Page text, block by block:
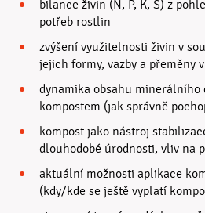
bilance živin (N, P, K, S) z
potřeb rostlin
zvýšení využitelnosti živin v
jejich formy, vazby a přeměny
dynamika obsahu minerálního
kompostem (jak správně
kompost jako nástroj
dlouhodobé úrodnosti, vliv na
aktuální možnosti aplikace
(kdy/kde se ještě vyplatí